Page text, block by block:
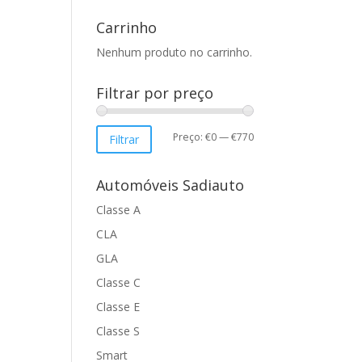
Carrinho
Nenhum produto no carrinho.
Filtrar por preço
Preço
Preço
Filtrar Preço: €0—€770
Automóveis Sadiauto
Classe A
CLA
GLA
Classe C
Classe E
Classe S
Smart